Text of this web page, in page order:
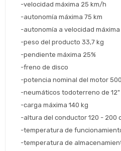
-velocidad máxima 25 km/h
-autonomía máxima 75 km
-autonomía a velocidad máxima
-peso del producto 33,7 kg
-pendiente máxima 25%
-freno de disco
-potencia nominal del motor
-neumáticos todoterreno de 12"
-carga máxima 140 kg
-altura del conductor 120 - 200
-temperatura de
-temperatura de
Comprá
cuotas y
tarjeta de
Celular
Estás calificado para comprar usando Pago
¡Tenés hasta
para
Seleccioná Pago
de pago
Ups!
Parece que no tenes
el inconveniente,
¡Algo
Por favor intenta